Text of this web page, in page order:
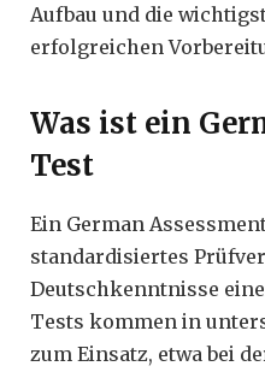
Aufbau und die
erfolgreichen
Was ist ein
Test
Ein German
standardisiertes
Deutschkenntnisse
Tests kommen in
zum Einsatz, etwa bei